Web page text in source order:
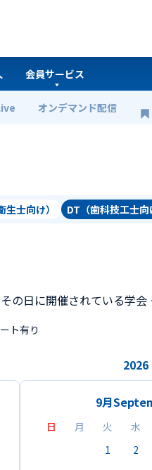
オンデマンド配信
会員サービス
生士向け） DT（歯科技工士向
の日に開催されている学会
ト有り
2026
9月
日 月 火 水
1
2